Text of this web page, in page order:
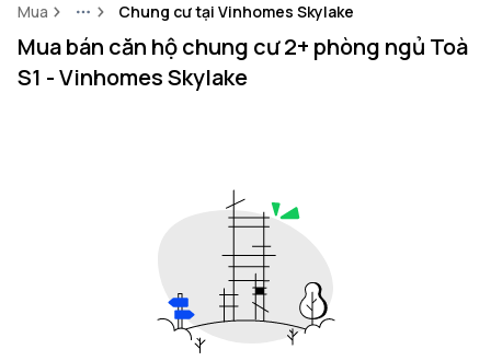
Mua MoreChung cư tại Vinhomes Skylake
Mua bán căn hộ chung cư 2+ phòng ngủ Toà
S1 - Vinhomes Skylake